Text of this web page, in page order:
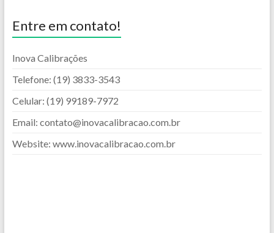
Entre em contato!
Inova Calibrações
Telefone: (19) 3833-3543
Celular: (19) 99189-7972
Email: contato@inovacalibracao.com.br
Website: www.inovacalibracao.com.br